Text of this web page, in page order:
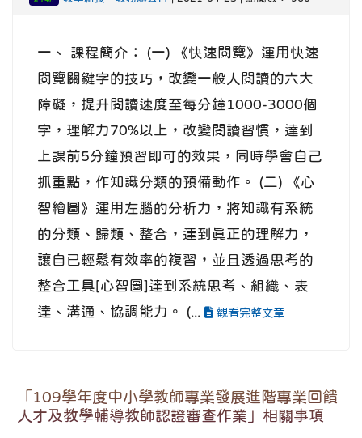
一、 課程簡介： (一) 《快速閱覽》運用快速
閱覽關鍵字的技巧，改變一般人閱讀的六大
障礙，提升閱讀速度至每分鐘1000-3000個
字，理解力70%以上，改變閱讀習慣，達到
上課前5分鐘預習即可的效果，同時學會自己
抓重點，作知識分類的預備動作。 (二) 《心
智繪圖》運用左腦的分析力，將知識有系統
的分類、歸類、整合，達到真正的理解力，
讓自已輕鬆有效率的複習，並且透過思考的
整合工具[心智圖]達到系統思考、組織、表
達、溝通、協調能力。 (...
觀看完整文章
「109學年度中小學教師專業發展進階專業回饋
人才及教學輔導教師認證審查作業」相關事項